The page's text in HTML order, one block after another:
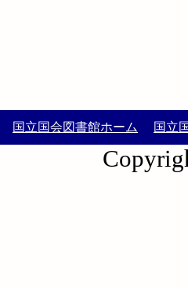
国立国会図書館ホーム 国立